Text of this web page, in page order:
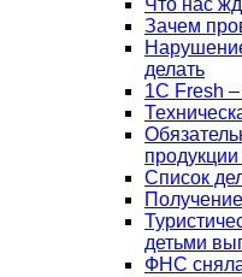
Что нас
Зачем
делать
1С Fresh –
Список
детьми
ФНС